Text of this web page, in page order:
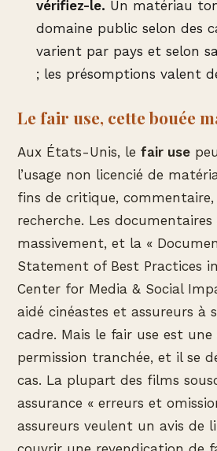
vérifiez-le. Un matériau
domaine public selon des
varient par pays et selon
; les présomptions valent
Le fair use, cette bouée
Aux États-Unis, le fair use
l’usage non licencié de
fins de critique,
recherche. Les documentaires
massivement, et la «
Statement of Best Practices
Center for Media & Social
aidé cinéastes et assureurs à
cadre. Mais le fair use est une
permission tranchée, et il se
cas. La plupart des films
assurance « erreurs et
assureurs veulent un avis de